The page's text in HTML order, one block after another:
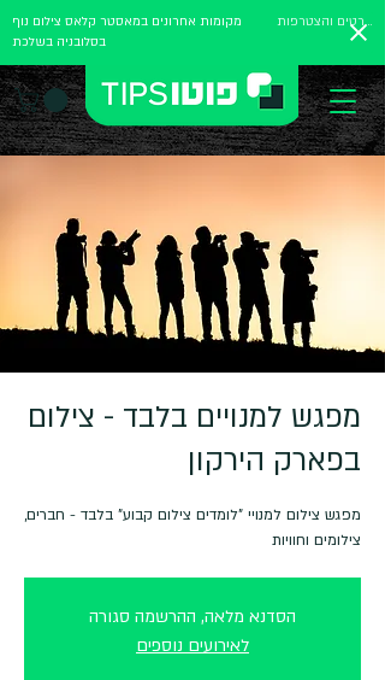
מקומות אחרונים במאסטר קלאס צילום נוף
בסלובניה בשלכת
לפרטים והצטרפות
מפגש למנויים בלבד - צילום
בפארק הירקון
מפגש צילום למנויי "לומדים צילום קבוע" בלבד - חברים,
צילומים וחוויות
הסדנא מלאה, ההרשמה סגורה
לאירועים נוספים